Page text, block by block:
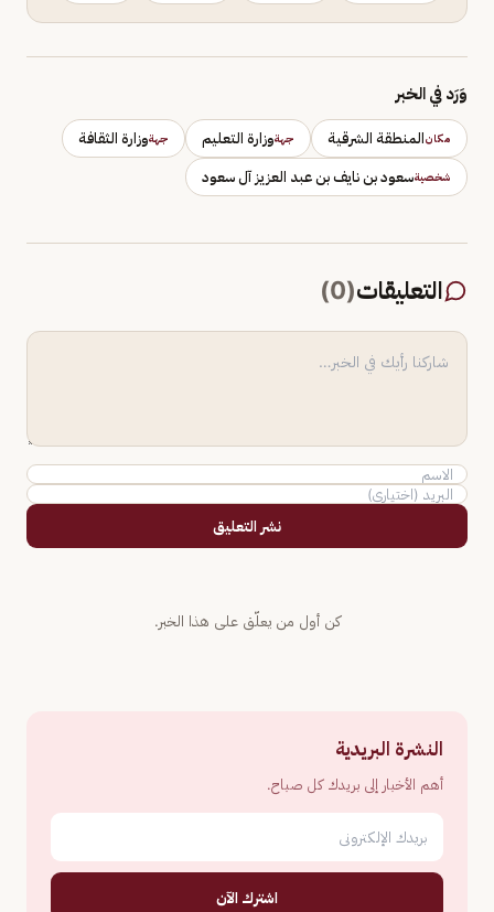
وَرَد في الخبر
مكانالمنطقة الشرقية جهةوزارة التعليم جهةوزارة الثقافة
شخصيةسعود بن نايف بن عبد العزيز آل سعود
التعليقات(
0
)
نشر التعليق
كن أول من يعلّق على هذا الخبر.
النشرة البريدية
أهم الأخبار إلى بريدك كل صباح.
اشترك الآن